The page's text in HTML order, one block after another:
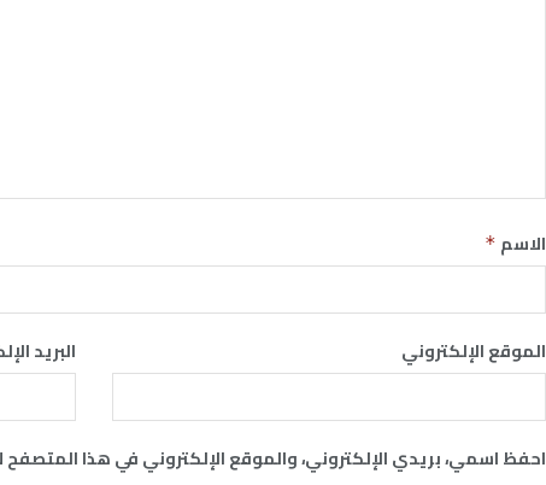
الاسم *
البريد الموقع الإلكتروني
احفظ اسمي، بريدي الإلكتروني، والموقع الإلكتروني في هذا